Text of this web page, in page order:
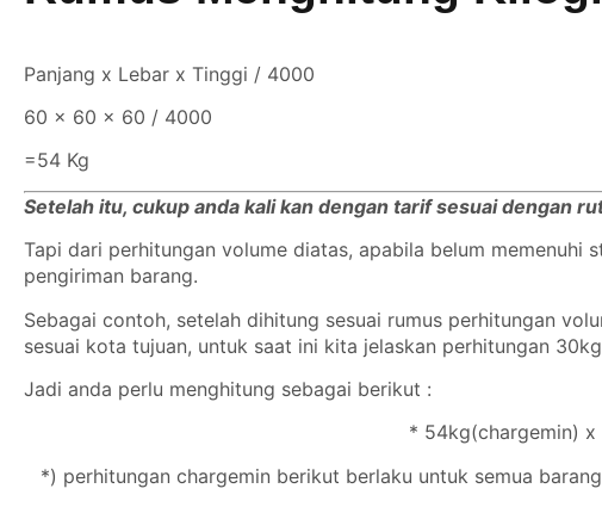
Panjang x Lebar x Tinggi / 4000
60 x 60 x 60 / 4000
=54 Kg
Setelah itu, cukup anda kali kan dengan tarif sesuai dengan
Tapi dari perhitungan volume diatas, apabila belum memenuhi
pengiriman barang.
Sebagai contoh, setelah dihitung sesuai rumus perhitungan
sesuai kota tujuan, untuk saat ini kita jelaskan perhitungan
Jadi anda perlu menghitung sebagai berikut :
* 54kg(chargemin)
*) perhitungan chargemin berikut berlaku untuk semua